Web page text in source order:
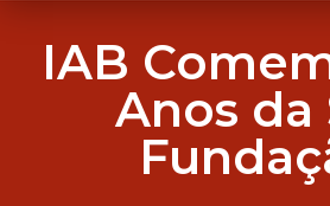
IAB
Anos da